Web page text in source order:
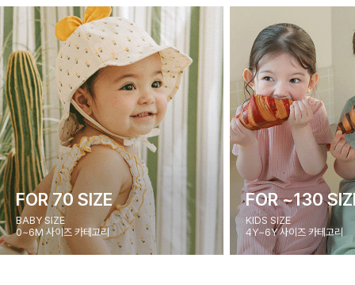
FOR 70 SIZE
BABY SIZE
0~6M 사이즈 카테고리
FOR ~130
KIDS SIZE
4Y~6Y 사이즈 카테고리